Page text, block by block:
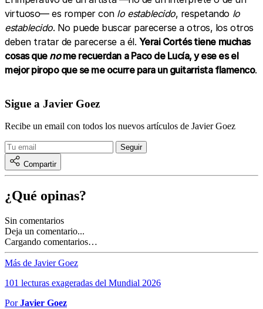
virtuoso— es romper con lo establecido, respetando lo
establecido. No puede buscar parecerse a otros, los otros
deben tratar de parecerse a él. Yerai Cortés tiene muchas
cosas que nome recuerdan a Paco de Lucía, y ese es el
mejor piropo que se me ocurre para un guitarrista flamenco.
Sigue a Javier Goez
Recibe un email con todos los nuevos artículos de Javier Goez
Compartir
¿Qué opinas?
Sin comentarios
Deja un comentario...
Cargando comentarios…
Más de Javier Goez
101 lecturas exageradas del Mundial 2026
PorJavier Goez